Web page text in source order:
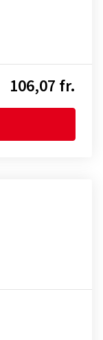
106,07 fr.